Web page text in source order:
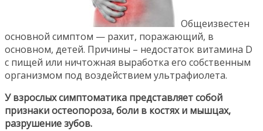
Общеизвестен
основной симптом — рахит, поражающий, в
основном, детей. Причины – недостаток витамина D
с пищей или ничтожная выработка его собственным
организмом под воздействием ультрафиолета.
У взрослых симптоматика представляет собой
признаки остеопороза, боли в костях и мышцах,
разрушение зубов.